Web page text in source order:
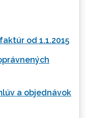
od 1.1.2015
a objednávok